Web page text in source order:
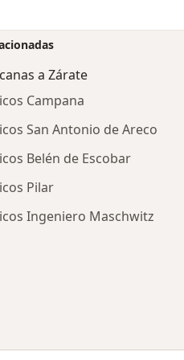
a Zárate
Campana
San Antonio de Areco
Belén de Escobar
Pilar
Ingeniero Maschwitz